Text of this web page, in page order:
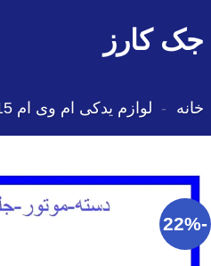
جک کارز
خانه - لوازم یدکی ام وی ام 315
-22%